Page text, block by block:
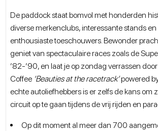
De paddock staat bomvol met honderden
diverse merkenclubs, interessante stands
enthousiaste toeschouwers. Bewonder
geniet van spectaculaire races zoals de
’82-’90, en laat je op zondag verrassen
Coffee ‘Beauties at the racetrack’powered
echte autoliefhebbers is er zelfs de kans om
circuit op te gaan tijdens de vrij rijden en
Op dit moment al meer dan 700